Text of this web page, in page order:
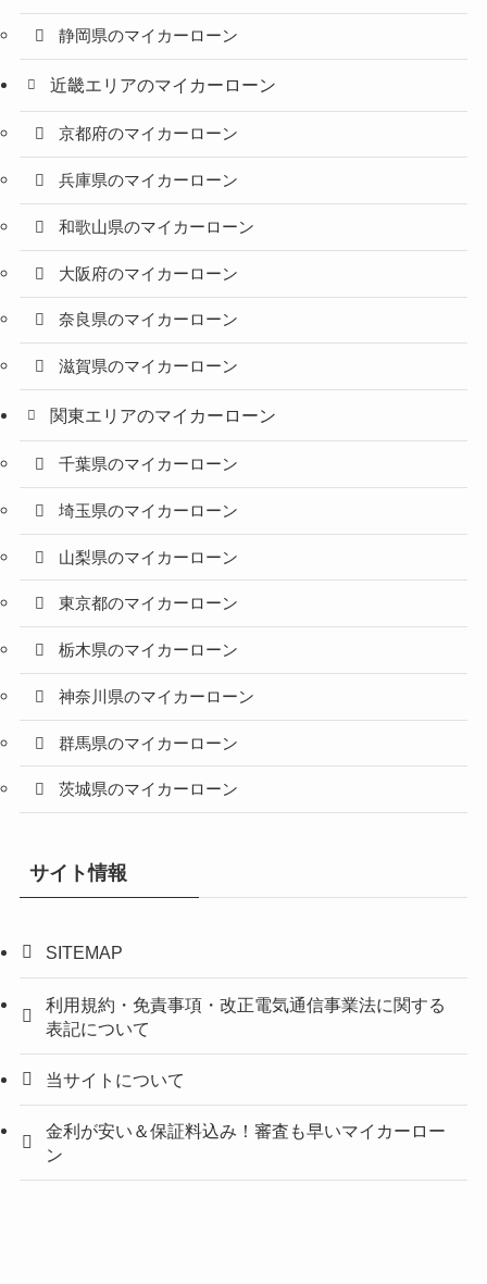
静岡県のマイカーローン
近畿エリアのマイカーローン
京都府のマイカーローン
兵庫県のマイカーローン
和歌山県のマイカーローン
大阪府のマイカーローン
奈良県のマイカーローン
滋賀県のマイカーローン
関東エリアのマイカーローン
千葉県のマイカーローン
埼玉県のマイカーローン
山梨県のマイカーローン
東京都のマイカーローン
栃木県のマイカーローン
神奈川県のマイカーローン
群馬県のマイカーローン
茨城県のマイカーローン
サイト情報
SITEMAP
利用規約・免責事項・改正電気通信事業法に関する
表記について
当サイトについて
金利が安い＆保証料込み！審査も早いマイカーロー
ン